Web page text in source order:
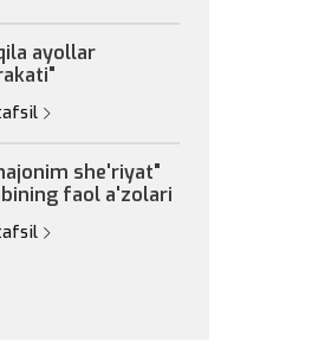
ayollar
she'riyat"
faol a'zolari